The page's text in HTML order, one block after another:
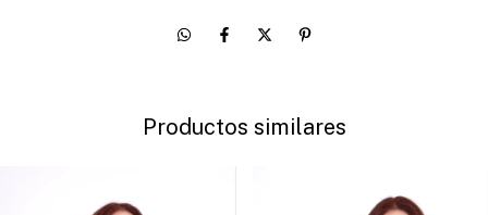
Productos similares